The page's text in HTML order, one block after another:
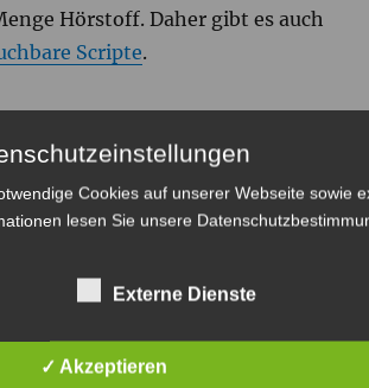
Hörstoff. Daher gibt es auch
Scripte.
COVID19 PANDEMIE
Thi Nguyen-Kim am 8.4.2020:
Cookies auf unserer Webseite sowie
lesen Sie unsere
Externe Dienste
✓ Akzeptieren